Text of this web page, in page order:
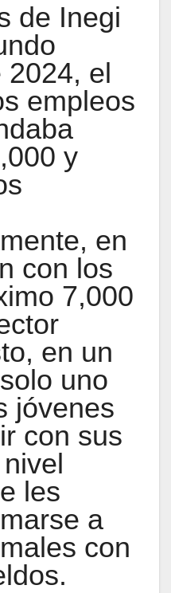
de Inegi
2024, el
empleos
y
en
con los
7,000
en un
uno
jóvenes
con sus
les
a
con